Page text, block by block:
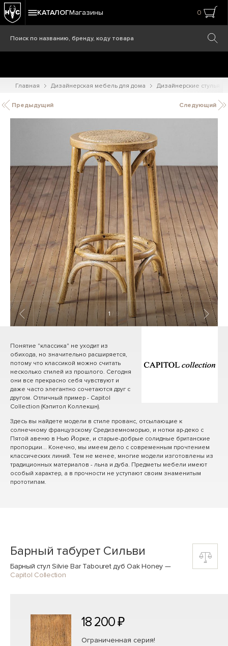
КАТАЛОГМагазины 0
Главная Дизайнерская мебель для дома Дизайнерские стулья
Предыдущий Следующий
1 / 9
Понятие "классика" не уходит из
обихода, но значительно расширяется,
потому что классикой можно считать
несколько стилей из прошлого. Сегодня
они все прекрасно себя чувствуют и
даже часто элегантно сочетаются друг с
другом. Отличный пример - Capitol
Collection (Кэпитол Коллекшн).
Здесь вы найдете модели в стиле прованс, отсылающие к
солнечному французскому Средиземноморью, и нотки ар-деко с
Пятой авеню в Нью Йорке, и старые-добрые солидные британские
пропорции... Конечно, мы имеем дело с современным прочтением
классических линий. Тем не менее, многие модели изготовлены из
традиционных материалов - льна и дуба. Предметы мебели имеют
особый характер, а в прочности не уступают своим знаменитым
прототипам.
Барный табурет Сильви
Барный стул Silvie Bar Tabouret дуб Oak Honey —
Capitol Collection
18 200 ₽
Ограниченная серия!